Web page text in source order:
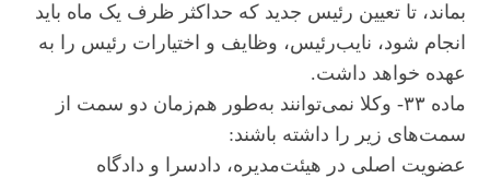
بماند، تا تعیین رئیس جدید که حداکثر ظرف یک ماه باید
انجام شود، نایب‌رئیس، وظایف و اختیارات رئیس را به
عهده خواهد داشت.
ماده ۳۳- وکلا نمی‌توانند به‌طور هم‌زمان دو سمت از
سمت‌های زیر را داشته باشند:
عضویت اصلی در هیئت‌مدیره، دادسرا و دادگاه